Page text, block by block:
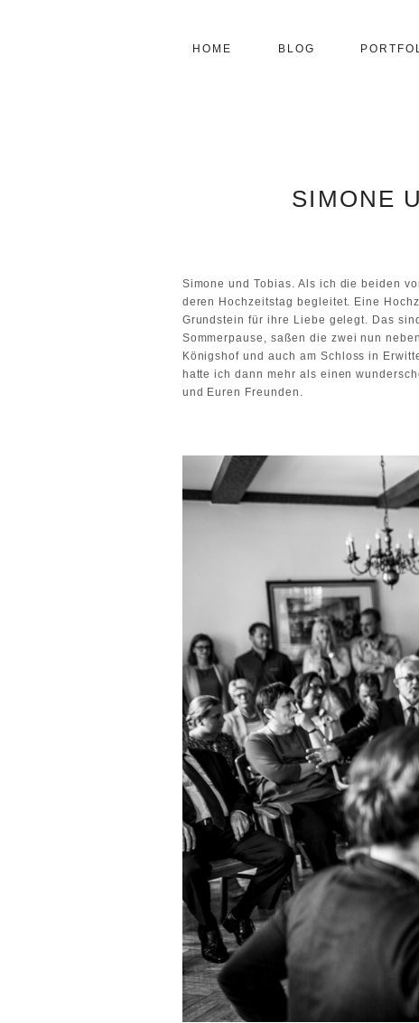
HOME BLOG
SIMONE
Simone und Tobias. Als ich die beiden
deren Hochzeitstag begleitet. Eine
Grundstein für ihre Liebe gelegt. Das
Sommerpause, saßen die zwei nun
Königshof und auch am Schloss in
hatte ich dann mehr als einen
und Euren Freunden.